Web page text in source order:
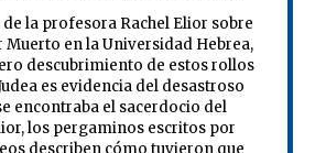
la profesora Rachel Elior sobre
Muerto en la Universidad Hebrea,
descubrimiento de estos rollos
es evidencia del desastroso
encontraba el sacerdocio del
los pergaminos escritos por